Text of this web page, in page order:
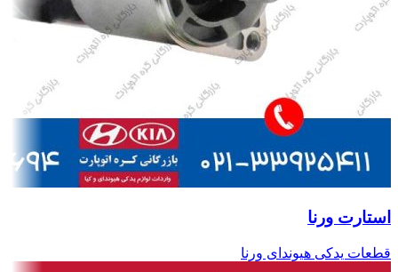
استارت ورنا
قطعات یدکی هیوندای ورنا